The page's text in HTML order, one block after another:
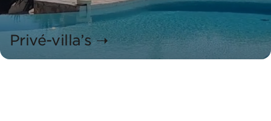
Privé-villa’s ➝
Villas privatisées